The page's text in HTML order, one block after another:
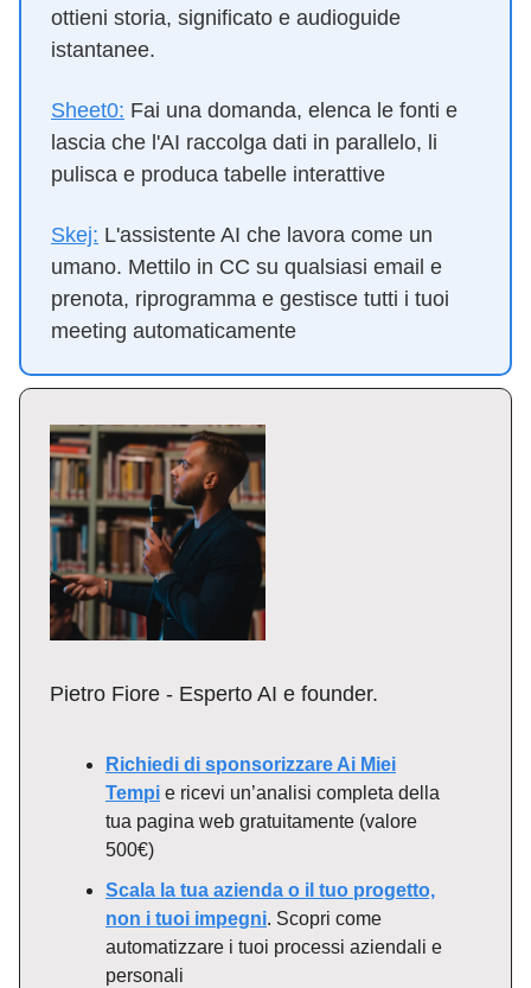
ottieni storia, significato e audioguide
istantanee.
Sheet0: Fai una domanda, elenca le fonti e
lascia che l'AI raccolga dati in parallelo, li
pulisca e produca tabelle interattive
Skej: L'assistente AI che lavora come un
umano. Mettilo in CC su qualsiasi email e
prenota, riprogramma e gestisce tutti i tuoi
meeting automaticamente
Pietro Fiore - Esperto AI e founder.
Richiedi di sponsorizzare Ai Miei
Tempi e ricevi un’analisi completa della
tua pagina web gratuitamente (valore
500€)
Scala la tua azienda o il tuo progetto,
non i tuoi impegni. Scopri come
automatizzare i tuoi processi aziendali e
personali